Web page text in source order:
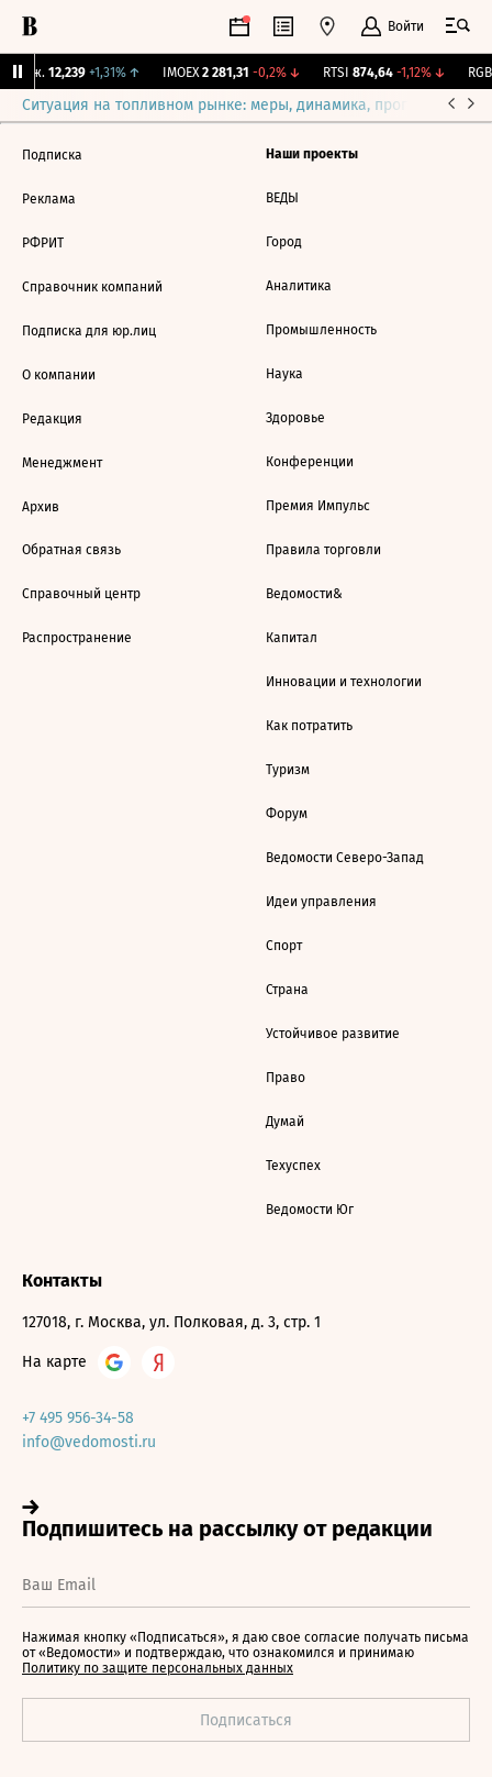
Войти
Бирж. 12,239 +1,31%↑ IMOEX 2 281,31 -0,2%↓ RTSI 874,64 -1,12%↓ RGBI
Ситуация на топливном рынке: меры, динамика, прогнозы
Подписка
Реклама
РФРИТ
Справочник компаний
Подписка для юр.лиц
О компании
Редакция
Менеджмент
Архив
Обратная связь
Справочный центр
Распространение
Наши проекты
ВЕДЫ
Город
Аналитика
Промышленность
Наука
Здоровье
Конференции
Премия Импульс
Правила торговли
Ведомости&
Капитал
Инновации и технологии
Как потратить
Туризм
Форум
Ведомости Северо-Запад
Идеи управления
Спорт
Страна
Устойчивое развитие
Право
Думай
Техуспех
Ведомости Юг
Контакты
127018, г. Москва, ул. Полковая, д. 3, стр. 1
На карте
+7 495 956-34-58
info@vedomosti.ru
Нажимая кнопку «Подписаться», я даю свое согласие получать письма
от «Ведомости» и подтверждаю, что ознакомился и принимаю
Политику по защите персональных данных